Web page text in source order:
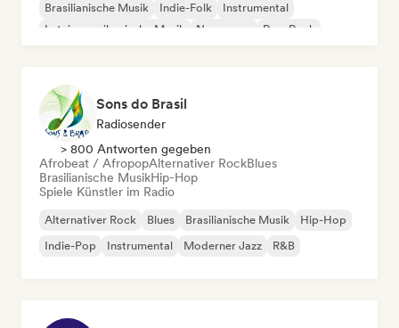
Brasilianische Musik
Indie-Folk
Instrumental
Lateinamerikanische Musik
New wave Pop-Rock
Sons do Brasil
Radiosender
> 800 Antworten gegeben
Afrobeat / AfropopAlternativer RockBlues
Brasilianische MusikHip-Hop
Spiele Künstler im Radio
Alternativer Rock Blues Brasilianische Musik
Hip-Hop
Indie-Pop
Instrumental Moderner Jazz R&B